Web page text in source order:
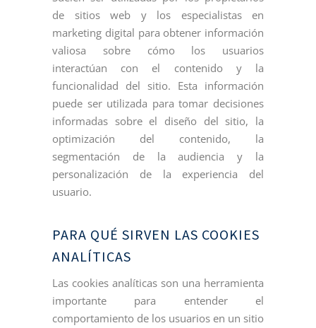
de sitios web y los especialistas en
marketing digital para obtener información
valiosa sobre cómo los usuarios
interactúan con el contenido y la
funcionalidad del sitio. Esta información
puede ser utilizada para tomar decisiones
informadas sobre el diseño del sitio, la
optimización del contenido, la
segmentación de la audiencia y la
personalización de la experiencia del
usuario.
PARA QUÉ SIRVEN LAS COOKIES
ANALÍTICAS
Las cookies analíticas son una herramienta
importante para entender el
comportamiento de los usuarios en un sitio